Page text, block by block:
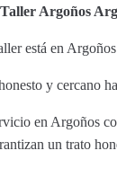
Taller Argoños
está en
y cercano
en Argoños
un trato